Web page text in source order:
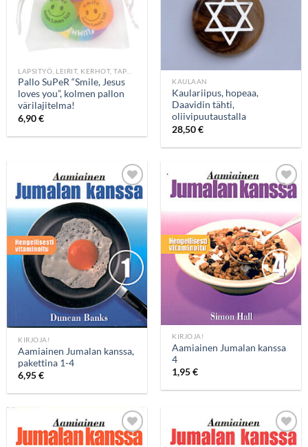
LAPSITYÖ, LEIRIT, KERHOT, TAPAHTUMAT
Pallo SuPeR “Smile, Jesus
loves you”, kolmen pallon
värilajitelma!
6,90€
KAULAAN
Kaulariipus, hopeaa,
Daavidin tähti,
oliivipuutaustalla
28,50€
Add to
KIRJOJA!
Aamiainen Jumalan kanssa,
pakettina 1-4
6,95€
Add to
KIRJOJA!
Aamiainen Jumalan kanssa
4
1,95€
Add to
Add to